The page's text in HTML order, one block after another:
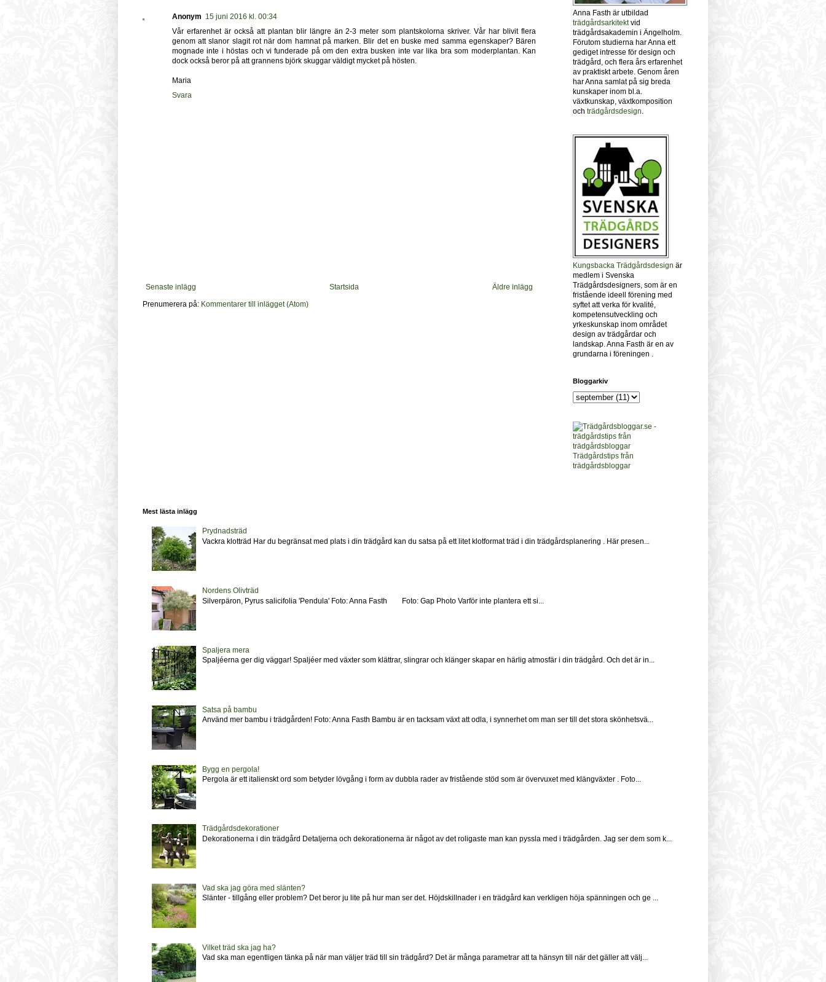
Anonym 15 juni 2016 kl. 00:34
Vår erfarenhet är också att plantan blir längre än 2-3 meter som plantskolorna skriver. Vår har blivit flera
genom att slanor slagit rot när dom hamnat på marken. Blir det en buske med samma egenskaper? Bären
mognade inte i höstas och vi funderade på om den extra busken inte var lika bra som moderplantan. Kan
dock också beror på att grannens björk skuggar väldigt mycket på hösten.
Maria
Svara
Senaste inlägg Äldre inlägg
Startsida
Prenumerera på: Kommentarer till inlägget (Atom)
Anna Fasth är utbildad
trädgårdsarkitektvid
trädgårdsakademin i Ängelholm.
Förutom studierna har Anna ett
gediget intresse för design och
trädgård, och flera års erfarenhet
av praktiskt arbete. Genom åren
har Anna samlat på sig breda
kunskaper inom bl.a.
växtkunskap, växtkomposition
och trädgårdsdesign.
Kungsbacka Trädgårdsdesign är
medlem i Svenska
Trädgårdsdesigners, som är en
fristående ideell förening med
syftet att verka för kvalité,
kompetensutveckling och
yrkeskunskap inom området
design av trädgårdar och
landskap. Anna Fasth är en av
grundarna i föreningen .
Bloggarkiv
Trädgårdstips från
trädgårdsbloggar
Mest lästa inlägg
Prydnadsträd
Vackra klotträd Har du begränsat med plats i din trädgård kan du satsa på ett litet klotformat träd i din trädgårdsplanering . Här presen...
Nordens Olivträd
Silverpäron, Pyrus salicifolia 'Pendula' Foto: Anna Fasth Foto: Gap Photo Varför inte plantera ett si...
Spaljera mera
Spaljéerna ger dig väggar! Spaljéer med växter som klättrar, slingrar och klänger skapar en härlig atmosfär i din trädgård. Och det är in...
Satsa på bambu
Använd mer bambu i trädgården! Foto: Anna Fasth Bambu är en tacksam växt att odla, i synnerhet om man ser till det stora skönhetsvä...
Bygg en pergola!
Pergola är ett italienskt ord som betyder lövgång i form av dubbla rader av fristående stöd som är övervuxet med klängväxter . Foto...
Trädgårdsdekorationer
Dekorationerna i din trädgård Detaljerna och dekorationerna är något av det roligaste man kan pyssla med i trädgården. Jag ser dem som k...
Vad ska jag göra med slänten?
Slänter - tillgång eller problem? Det beror ju lite på hur man ser det. Höjdskillnader i en trädgård kan verkligen höja spänningen och ge ...
Vilket träd ska jag ha?
Vad ska man egentligen tänka på när man väljer träd till sin trädgård? Det är många parametrar att ta hänsyn till när det gäller att välj...